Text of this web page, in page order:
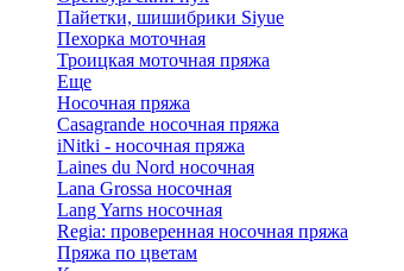
Пайетки, шишибрики Siyue
Пехорка моточная
Троицкая моточная пряжа
Еще
Носочная пряжа
Casagrande носочная пряжа
iNitki - носочная пряжа
Laines du Nord носочная
Lana Grossa носочная
Lang Yarns носочная
Regia: проверенная носочная пряжа
Пряжа по цветам